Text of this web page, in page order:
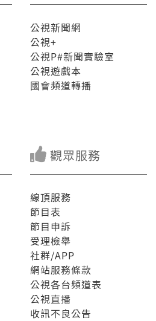
公視新聞網
公視+
公視P#新聞實驗室
公視遊戲本
國會頻道轉播
觀眾服務
線頂服務
節目表
節目申訴
受理檢舉
社群/APP
網站服務條款
公視各台頻道表
公視直播
收訊不良公告